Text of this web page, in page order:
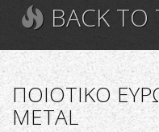
BACK TO
ΠΟΙΟΤΙΚΟ
METAL